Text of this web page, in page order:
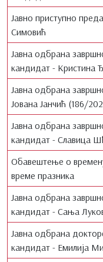
Јавно приступно
Симовић
Јавна одбрана
кандидат - Кристина
Јавна одбрана
Јована Јанчић (186/
Јавна одбрана
кандидат - Славица
Обавештење о
време празника
Јавна одбрана
кандидат - Сања
Јавна одбрана
кандидат - Емилија